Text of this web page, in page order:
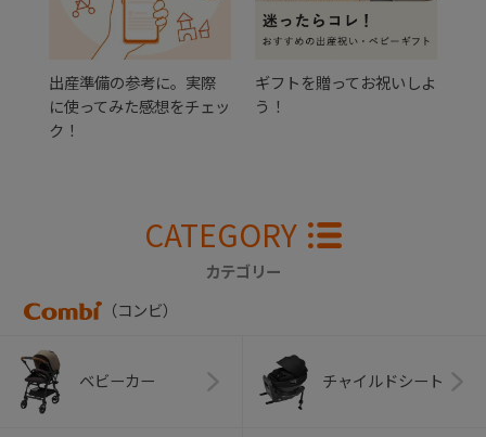
出産準備の参考に。実際
に使ってみた感想をチェッ
ク！
ギフトを贈ってお祝いしよ
う！
CATEGORY
カテゴリー
（コンビ）
ベビーカー チャイルドシート